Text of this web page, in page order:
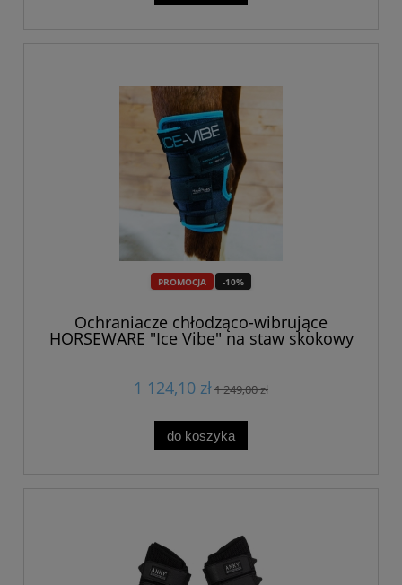
PROMOCJA -10%
Ochraniacze chłodząco-wibrujące
HORSEWARE "Ice Vibe" na staw skokowy
1 124,10 zł1 249,00 zł
do koszyka